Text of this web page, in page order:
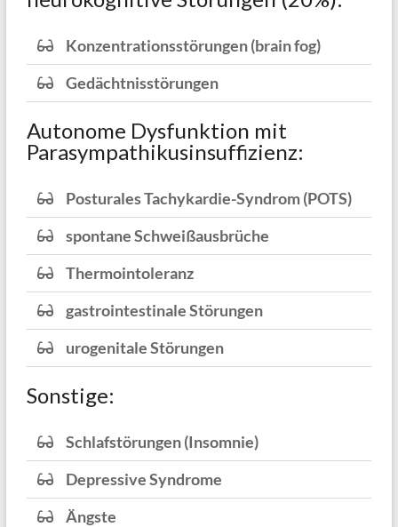
Konzentrationsstörungen (brain fog)
Gedächtnisstörungen
Autonome Dysfunktion mit
Parasympathikusinsuffizienz:
Posturales Tachykardie-Syndrom (POTS)
spontane Schweißausbrüche
Thermointoleranz
gastrointestinale Störungen
urogenitale Störungen
Sonstige:
Schlafstörungen (Insomnie)
Depressive Syndrome
Ängste